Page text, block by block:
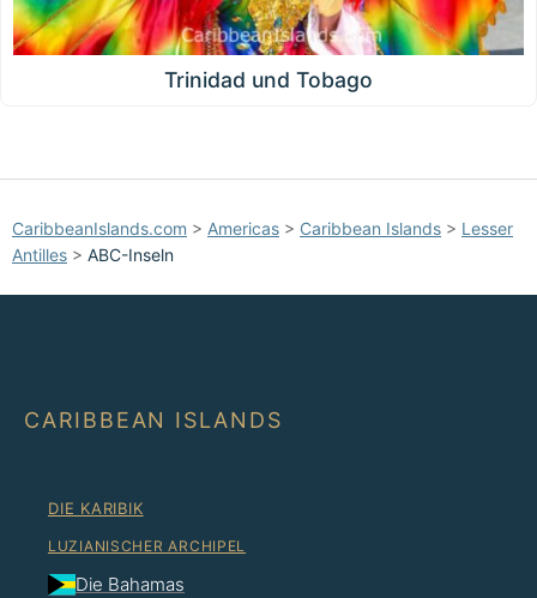
Trinidad und Tobago
CaribbeanIslands.com > Americas > Caribbean Islands > Lesser
Antilles > ABC-Inseln
CARIBBEAN ISLANDS
DIE KARIBIK
LUZIANISCHER ARCHIPEL
Die Bahamas